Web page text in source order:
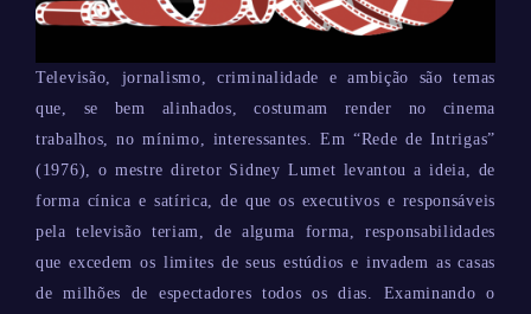
Televisão, jornalismo, criminalidade e ambição são temas
que, se bem alinhados, costumam render no cinema
trabalhos, no mínimo, interessantes. Em “Rede de Intrigas”
(1976), o mestre diretor Sidney Lumet levantou a ideia, de
forma cínica e satírica, de que os executivos e responsáveis
pela televisão teriam, de alguma forma, responsabilidades
que excedem os limites de seus estúdios e invadem as casas
de milhões de espectadores todos os dias. Examinando o